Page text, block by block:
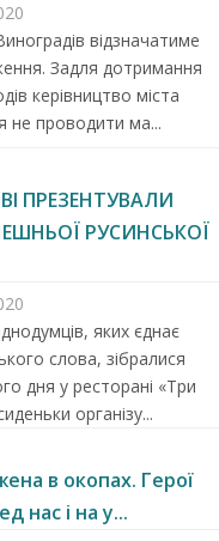
відзначатиме
Задля дотримання
керівництво міста
не проводити ма...
ПРЕЗЕНТУВАЛИ
РУСИНСЬКОЇ
яких єднає
слова, зібралися
дня у ресторані «Три
організу...
в окопах. Герої
нас і на у...